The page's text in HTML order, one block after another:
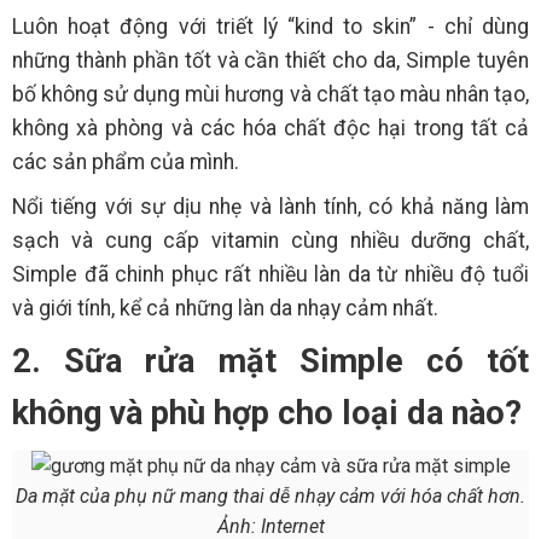
Luôn hoạt động với triết lý “kind to skin” - chỉ dùng
những thành phần tốt và cần thiết cho da, Simple tuyên
bố không sử dụng mùi hương và chất tạo màu nhân tạo,
không xà phòng và các hóa chất độc hại trong tất cả
các sản phẩm của mình.
Nổi tiếng với sự dịu nhẹ và lành tính, có khả năng làm
sạch và cung cấp vitamin cùng nhiều dưỡng chất,
Simple đã chinh phục rất nhiều làn da từ nhiều độ tuổi
và giới tính, kể cả những làn da nhạy cảm nhất.
2. Sữa rửa mặt Simple có tốt
không và phù hợp cho loại da nào?
Da mặt của phụ nữ mang thai dễ nhạy cảm với hóa chất hơn.
Ảnh: Internet